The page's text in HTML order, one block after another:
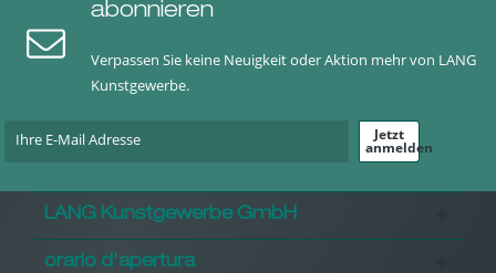
abonnieren
Verpassen Sie keine Neuigkeit oder Aktion mehr von LANG
Kunstgewerbe.
Jetzt
anmelden
LANG Kunstgewerbe GmbH
orario d'apertura